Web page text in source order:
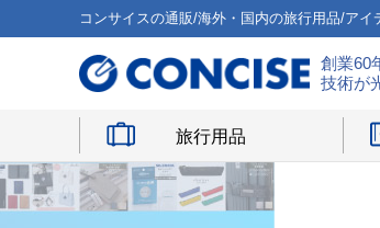
コンサイスの通販/海外・国内の旅行用品/ア
創業60
技術が
旅行用品